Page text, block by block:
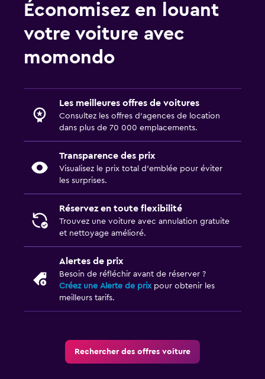
Économisez en louant
votre voiture avec
momondo
Les meilleures offres de voitures
Consultez les offres d’agences de location
dans plus de 70 000 emplacements.
Transparence des prix
Visualisez le prix total d’emblée pour éviter
les surprises.
Réservez en toute flexibilité
Trouvez une voiture avec annulation gratuite
et nettoyage amélioré.
Alertes de prix
Besoin de réfléchir avant de réserver ?
Créez une Alerte de prixpour obtenir les
meilleurs tarifs.
Rechercher des offres voiture